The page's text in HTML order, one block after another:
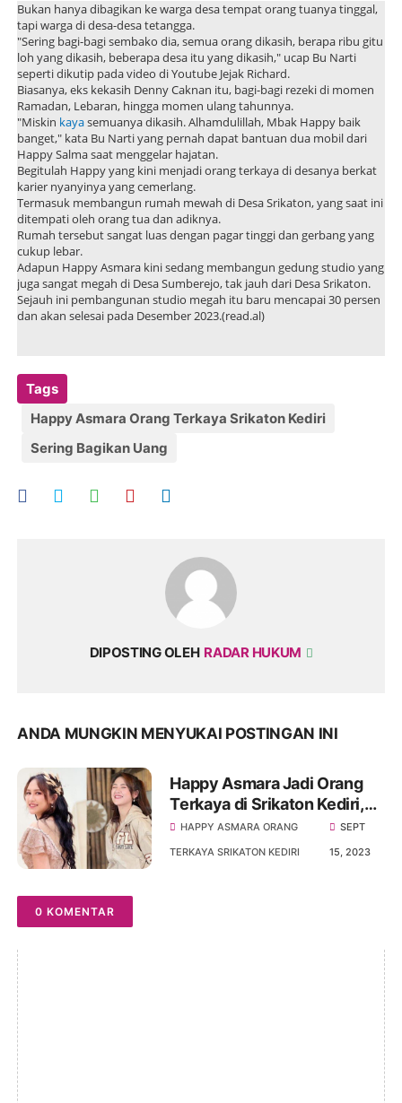
Bukan hanya dibagikan ke warga desa tempat orang tuanya tinggal,
tapi warga di desa-desa tetangga.
"Sering bagi-bagi sembako dia, semua orang dikasih, berapa ribu gitu
loh yang dikasih, beberapa desa itu yang dikasih," ucap Bu Narti
seperti dikutip pada video di Youtube Jejak Richard.
Biasanya, eks kekasih Denny Caknan itu, bagi-bagi rezeki di momen
Ramadan, Lebaran, hingga momen ulang tahunnya.
"Miskin kayasemuanya dikasih. Alhamdulillah, Mbak Happy baik
banget," kata Bu Narti yang pernah dapat bantuan dua mobil dari
Happy Salma saat menggelar hajatan.
Begitulah Happy yang kini menjadi orang terkaya di desanya berkat
karier nyanyinya yang cemerlang.
Termasuk membangun rumah mewah di Desa Srikaton, yang saat ini
ditempati oleh orang tua dan adiknya.
Rumah tersebut sangat luas dengan pagar tinggi dan gerbang yang
cukup lebar.
Adapun Happy Asmara kini sedang membangun gedung studio yang
juga sangat megah di Desa Sumberejo, tak jauh dari Desa Srikaton.
Sejauh ini pembangunan studio megah itu baru mencapai 30 persen
dan akan selesai pada Desember 2023.(read.al)
Tags
Happy Asmara Orang Terkaya Srikaton Kediri
Sering Bagikan Uang
DIPOSTING OLEH RADAR HUKUM
ANDA MUNGKIN MENYUKAI POSTINGAN INI
Happy Asmara Jadi Orang
Terkaya di Srikaton Kediri,
Sering Bagikan Uang
HAPPY ASMARA ORANG
TERKAYA SRIKATON KEDIRI
SEPT
15, 2023
0 KOMENTAR